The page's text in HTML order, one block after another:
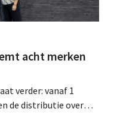
acht merken
verder: vanaf 1
de distributie over